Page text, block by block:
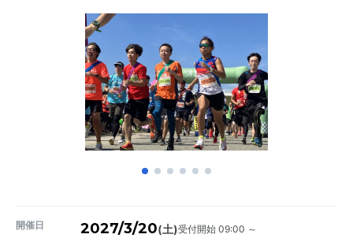
開催日 2027/3/20(土)受付開始 09:00 ～